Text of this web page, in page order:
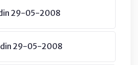
29-05-2008
29-05-2008